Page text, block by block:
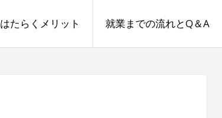
はたらくメリット 就業までの流れとQ＆A